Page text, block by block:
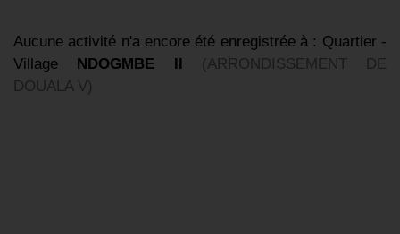
Aucune activité n'a encore été enregistrée à : Quartier -
Village NDOGMBE II
(ARRONDISSEMENT DE
DOUALA V)